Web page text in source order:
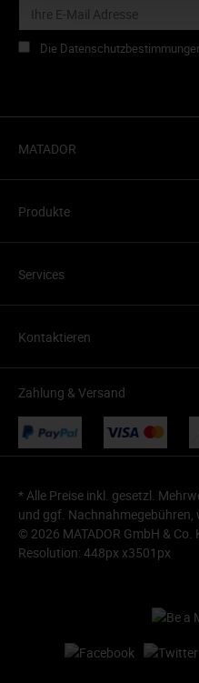
Die
MATADOR
Produkte
Services
Kontaktieren
Zahlung & Versand
* Alle Preise inkl. gesetzl.
und ggf. Nachnahmegebühren,
© 2026 MATADOR GmbH &
Resolution: 448px x3501px